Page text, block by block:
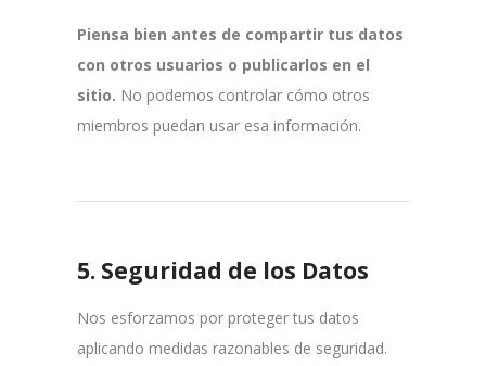
Piensa bien antes de compartir tus datos
con otros usuarios o publicarlos en el
sitio. No podemos controlar cómo otros
miembros puedan usar esa información.
5. Seguridad de los Datos
Nos esforzamos por proteger tus datos
aplicando medidas razonables de seguridad.